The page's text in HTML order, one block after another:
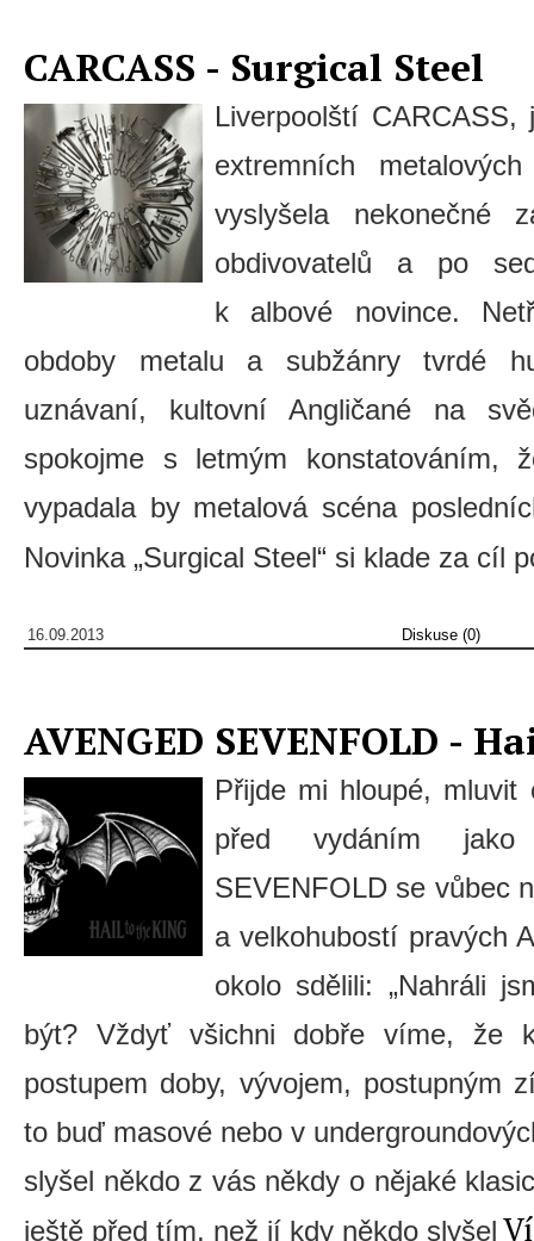
CARCASS - Surgical Steel
Liverpoolští
extremních
vyslyšela nekonečné
obdivovatelů a po
k albové novince.
obdoby metalu a subžánry tvrdé
uznávaní, kultovní Angličané na
spokojme s letmým konstatováním,
vypadala by metalová scéna
Novinka „Surgical Steel“ si klade za cíl
16.09.2013 Diskuse (0)
AVENGED SEVENFOLD -
Přijde mi hloupé,
před vydáním
SEVENFOLD se vůbec
a velkohubostí pravých
okolo sdělili: „Nahráli
být? Vždyť všichni dobře víme, že
postupem doby, vývojem, postupným
to buď masové nebo v
slyšel někdo z vás někdy o nějaké
ještě před tím, než jí kdy někdo slyšel